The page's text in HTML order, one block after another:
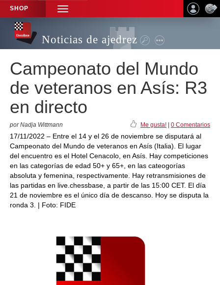
SHOP
TOGGLE
NAVIGATION
Noticias de ajedrez
Campeonato del Mundo
de veteranos en Asís: R3
en directo
por Nadja Wittmann Me gusta! 0 Comentarios
17/11/2022 – Entre el 14 y el 26 de noviembre se disputará al
Campeonato del Mundo de veteranos en Asís (Italia). El lugar
del encuentro es el Hotel Cenacolo, en Asís. Hay competiciones
en las categorías de edad 50+ y 65+, en las cateogorías
absoluta y femenina, respectivamente. Hay retransmisiones de
las partidas en live.chessbase, a partir de las 15:00 CET. El día
21 de noviembre es el único día de descanso. Hoy se disputa la
ronda 3. | Foto: FIDE